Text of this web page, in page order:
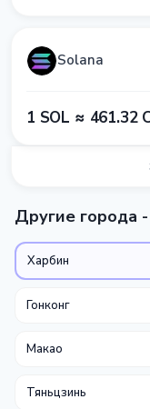
Solana
1​ SOL ≈ 4​6​1​.3​2​
Другие города
Харбин
Гонконг
Макао
Тяньцзинь